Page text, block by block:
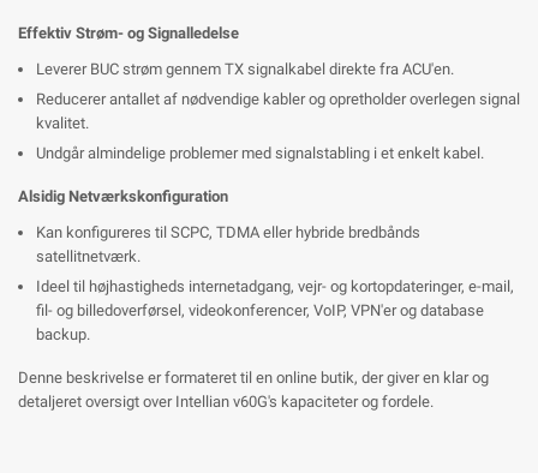
Effektiv Strøm- og Signalledelse
Leverer BUC strøm gennem TX signalkabel direkte fra ACU'en.
Reducerer antallet af nødvendige kabler og opretholder overlegen signal
kvalitet.
Undgår almindelige problemer med signalstabling i et enkelt kabel.
Alsidig Netværkskonfiguration
Kan konfigureres til SCPC, TDMA eller hybride bredbånds
satellitnetværk.
Ideel til højhastigheds internetadgang, vejr- og kortopdateringer, e-mail,
fil- og billedoverførsel, videokonferencer, VoIP, VPN'er og database
backup.
Denne beskrivelse er formateret til en online butik, der giver en klar og
detaljeret oversigt over Intellian v60G's kapaciteter og fordele.